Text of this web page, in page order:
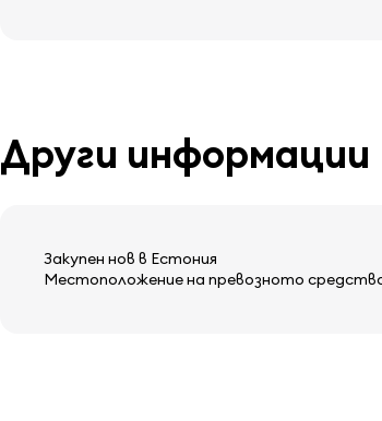
Други информации
Закупен нов в Естония
Местоположение на превозното